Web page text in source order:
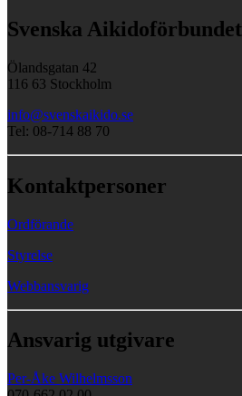
Svenska Aikidoförbundet
Ölandsgatan 42
116 63 Stockholm
info@svenskaikido.se
Tel: 08-714 88 70
Kontaktpersoner
Ordförande
Styrelse
Webbansvarig
Ansvarig utgivare
Per-Åke Wilhelmsson